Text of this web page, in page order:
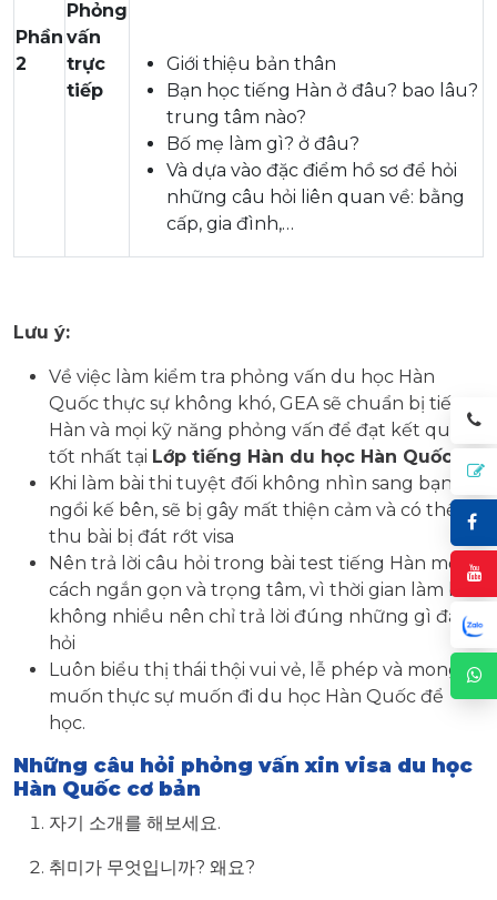
Phần
2
Phỏng
vấn
trực
tiếp
Giới thiệu bản thân
Bạn học tiếng Hàn ở đâu? bao lâu?
trung tâm nào?
Bố mẹ làm gì? ở đâu?
Và dựa vào đặc điểm hồ sơ để hỏi
những câu hỏi liên quan về: bằng
cấp, gia đình,…
Lưu ý:
Về việc làm kiểm tra phỏng vấn du học Hàn
Quốc thực sự không khó, GEA sẽ chuẩn bị tiếng
Hàn và mọi kỹ năng phỏng vấn để đạt kết quả
tốt nhất tại Lớp tiếng Hàn du học Hàn Quốc
Khi làm bài thi tuyệt đối không nhìn sang bạn
ngồi kế bên, sẽ bị gây mất thiện cảm và có thể bị
thu bài bị đát rớt visa
Nên trả lời câu hỏi trong bài test tiếng Hàn một
cách ngắn gọn và trọng tâm, vì thời gian làm bài
không nhiều nên chỉ trả lời đúng những gì đã
hỏi
Luôn biểu thị thái thội vui vẻ, lễ phép và mong
muốn thực sự muốn đi du học Hàn Quốc để
học.
Những câu hỏi phỏng vấn xin visa du học
Hàn Quốc cơ bản
자기 소개를 해보세요.
취미가 무엇입니까? 왜요?